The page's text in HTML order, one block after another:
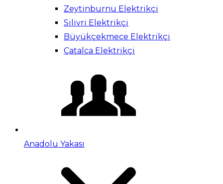
Zeytinburnu Elektrikçi
Silivri Elektrikçi
Büyükçekmece Elektrikçi
Çatalca Elektrikçi
Anadolu Yakası